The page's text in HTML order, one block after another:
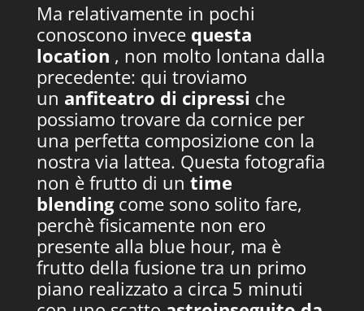
Ma relativamente in pochi
conoscono invece questa
location , non molto lontana dalla
precedente: qui troviamo
un anfiteatro di cipressi che
possiamo trovare da cornice per
una perfetta composizione con la
nostra via lattea. Questa fotografia
non è frutto di un time
blendingcome sono solito fare,
perchè fisicamente non ero
presente alla blue hour, ma è
frutto della fusione tra un primo
piano realizzato a circa 5 minuti